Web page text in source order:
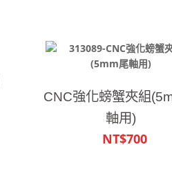
CNC強化螃蟹夾組
軸用)
NT$700